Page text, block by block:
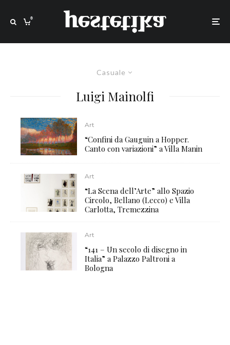
0
Casuale
Luigi Mainolfi
Art
“Confini da Gauguin a Hopper.
Canto con variazioni” a Villa Manin
Art
“La Scena dell’Arte” allo Spazio
Circolo, Bellano (Lecco) e Villa
Carlotta, Tremezzina
Art
“141 – Un secolo di disegno in
Italia” a Palazzo Paltroni a
Bologna